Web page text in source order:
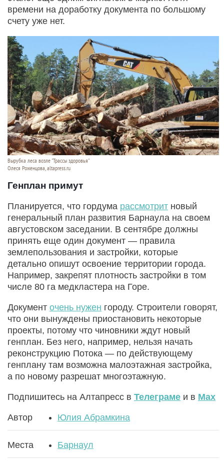
времени на доработку документа по большому
счету уже нет.
Вырубка леса возле "Трассы здоровья"
Олеся Роженцова, altapress.ru
Генплан примут
Планируется, что гордума рассмотрит новый
генеральный план развития Барнаула на своем
августовском заседании. В сентябре должны
принять еще один документ — правила
землепользования и застройки, которые
детально опишут освоение территории города.
Например, закрепят плотность застройки в том
числе 80 га медкластера на Горе.
Документ очень нужен городу. Строители говорят,
что они вынуждены приостановить некоторые
проекты, потому что чиновники ждут новый
генплан. Без него, например, нельзя начать
реконструкцию Потока — по действующему
генплану там возможна малоэтажная застройка,
а по новому разрешат многоэтажную.
Подпишитесь на Алтапресс в Телеграме и в Max
Автор Юлия Абрамкина
Места Барнаул